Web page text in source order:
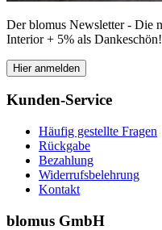
Der blomus Newsletter - Die
Interior + 5% als Dankeschön!
Hier anmelden
Kunden-Service
Häufig gestellte Fragen
Rückgabe
Bezahlung
Widerrufsbelehrung
Kontakt
blomus GmbH